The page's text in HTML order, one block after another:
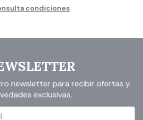
condiciones
newsletter para recibir ofertas y
exclusivas.